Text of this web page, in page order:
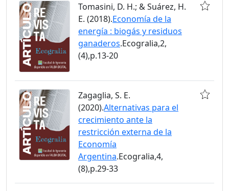
Tomasini, D. H.; & Suárez, H.
E. (2018).Economía de la
energía : biogás y residuos
ganaderos.Ecogralia,2,
(4),p.13-20
Zagaglia, S. E.
(2020).Alternativas para el
crecimiento ante la
restricción externa de la
Economía
Argentina.Ecogralia,4,
(8),p.29-33